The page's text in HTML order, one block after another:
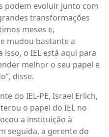
podem evoluir junto com
transformações
meses e,
mudou bastante a
o IEL está aqui para
melhor o seu papel e
disse.
do IEL-PE, Israel Erlich,
o papel do IEL no
a instituição à
seguida, a gerente do